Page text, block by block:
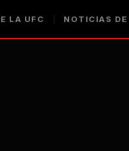
LA UFC NOTICIAS